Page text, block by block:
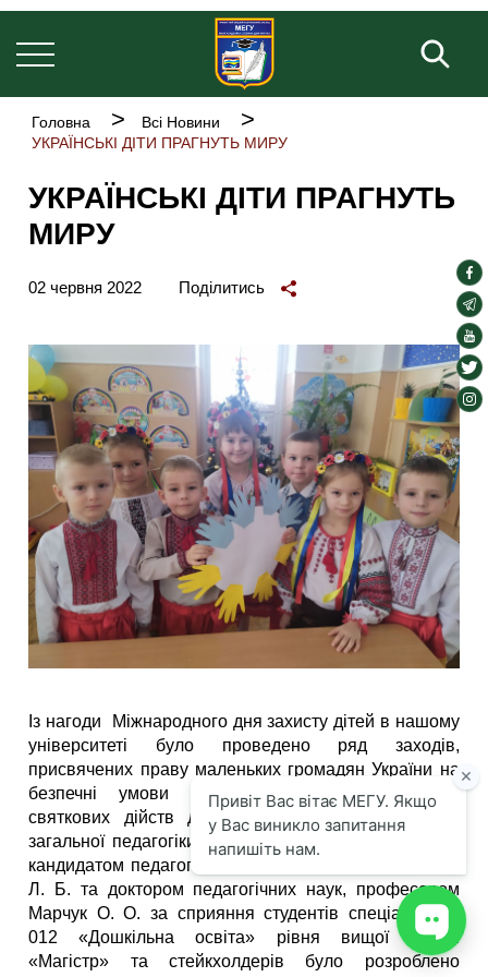
Перейти
до
основного
вмісту
Основна
Рядок
навіґації
Головна
Всі Новини
УКРАЇНСЬКІ ДІТИ ПРАГНУТЬ МИРУ
УКРАЇНСЬКІ ДІТИ ПРАГНУТЬ
МИРУ
02 червня 2022 Поділитись
Із нагоди Міжнародного дня захисту дітей в нашому
університеті було проведено ряд заходів,
присвячених праву маленьких громадян України на
безпечні умови виховання та навчання. До
святкових дійств долучилися викладачі кафедри
загальної педагогіки та дошкільної освіти. Зокрема,
кандидатом педагогічних наук, доцентом Мельничук
Л. Б. та доктором педагогічних наук, професором
Марчук О. О. за сприяння студентів спеціальності
012 «Дошкільна освіта» рівня вищої освіти
«Магістр» та стейкхолдерів було розроблено